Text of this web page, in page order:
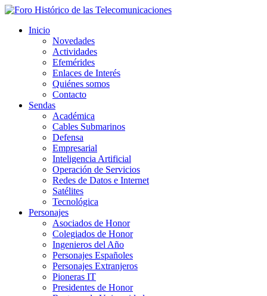
Inicio
Novedades
Actividades
Efemérides
Enlaces de Interés
Quiénes somos
Contacto
Sendas
Académica
Cables Submarinos
Defensa
Empresarial
Inteligencia Artificial
Operación de Servicios
Redes de Datos e Internet
Satélites
Tecnológica
Personajes
Asociados de Honor
Colegiados de Honor
Ingenieros del Año
Personajes Españoles
Personajes Extranjeros
Pioneras IT
Presidentes de Honor